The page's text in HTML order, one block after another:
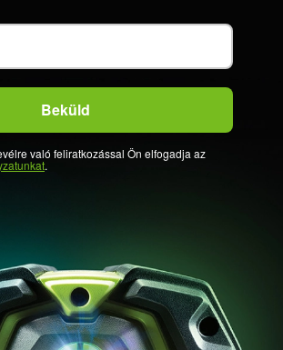
való feliratkozással Ön elfogadja az
.